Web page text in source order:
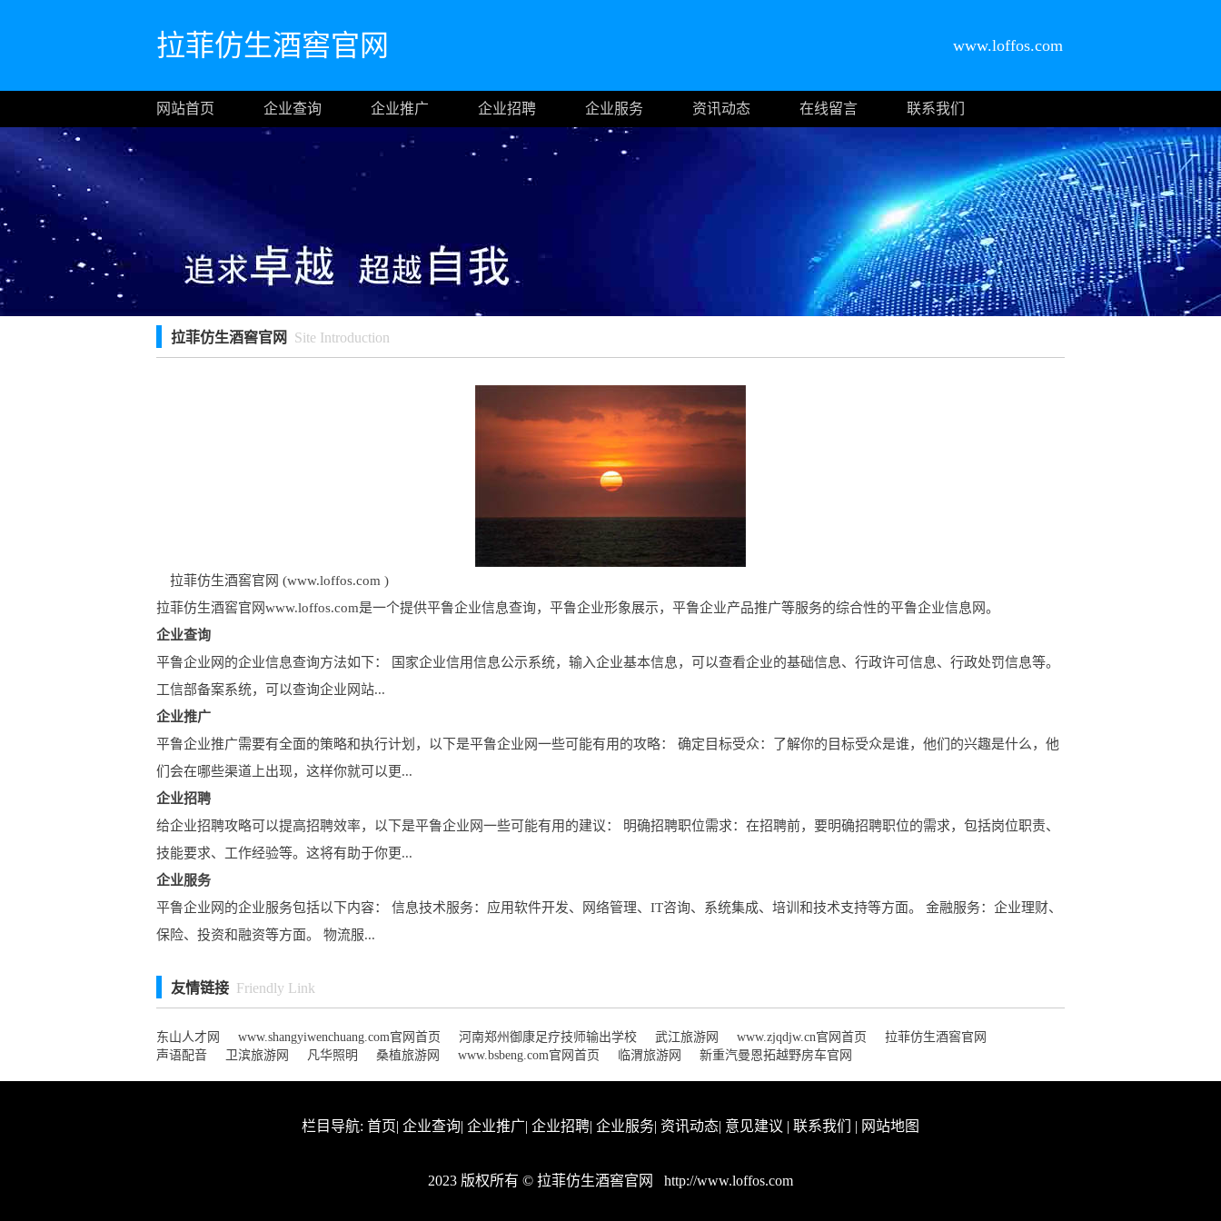
拉菲仿生酒窖官网 www.loffos.com
网站首页 企业查询 企业推广 企业招聘 企业服务 资讯动态 在线留言 联系我们
拉菲仿生酒窖官网 Site Introduction
拉菲仿生酒窖官网 (www.loffos.com )
拉菲仿生酒窖官网www.loffos.com是一个提供平鲁企业信息查询，平鲁企业形象展示，平鲁企业产品推广等服务的综合性的平鲁企业信息网。
企业查询
平鲁企业网的企业信息查询方法如下： 国家企业信用信息公示系统，输入企业基本信息，可以查看企业的基础信息、行政许可信息、行政处罚信息等。
工信部备案系统，可以查询企业网站...
企业推广
平鲁企业推广需要有全面的策略和执行计划，以下是平鲁企业网一些可能有用的攻略： 确定目标受众：了解你的目标受众是谁，他们的兴趣是什么，他
们会在哪些渠道上出现，这样你就可以更...
企业招聘
给企业招聘攻略可以提高招聘效率，以下是平鲁企业网一些可能有用的建议： 明确招聘职位需求：在招聘前，要明确招聘职位的需求，包括岗位职责、
技能要求、工作经验等。这将有助于你更...
企业服务
平鲁企业网的企业服务包括以下内容： 信息技术服务：应用软件开发、网络管理、IT咨询、系统集成、培训和技术支持等方面。 金融服务：企业理财、
保险、投资和融资等方面。 物流服...
友情链接 Friendly Link
东山人才网 www.shangyiwenchuang.com官网首页 河南郑州御康足疗技师输出学校 武江旅游网 www.zjqdjw.cn官网首页
拉菲仿生酒窖官网
声语配音
卫滨旅游网 凡华照明 桑植旅游网 www.bsbeng.com官网首页 临渭旅游网 新重汽曼恩拓越野房车官网
栏目导航: 首页| 企业查询| 企业推广| 企业招聘| 企业服务| 资讯动态| 意见建议 | 联系我们 | 网站地图
2023 版权所有 © 拉菲仿生酒窖官网 http://www.loffos.com